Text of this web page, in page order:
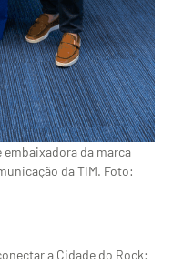
embaixadora da marca
da TIM. Foto:
a Cidade do Rock: